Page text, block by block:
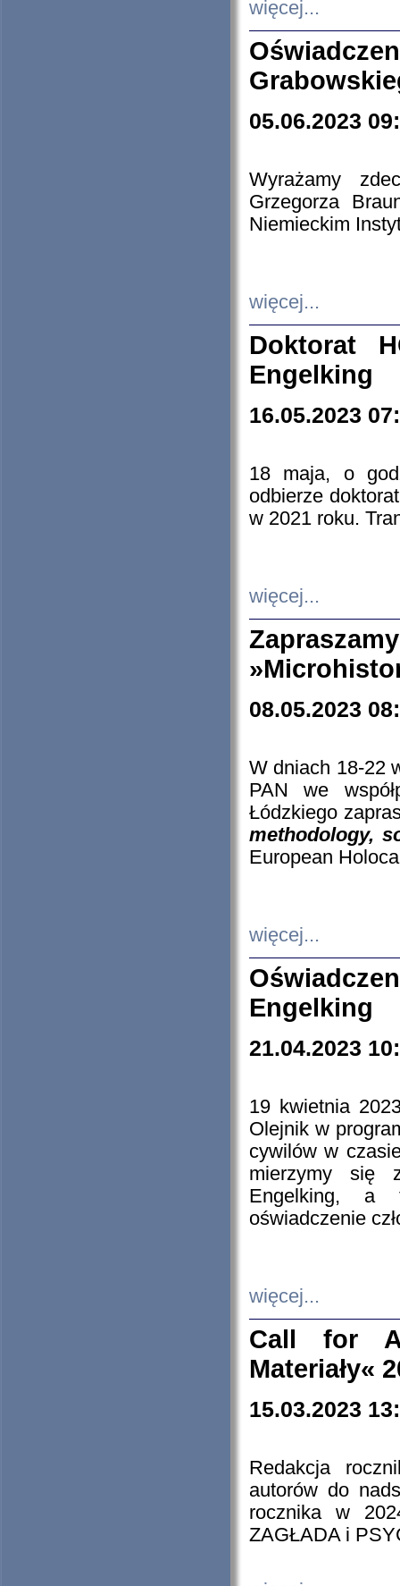
więcej...
05.06.2023
Wyrażamy
Grzegorza
Niemieckim
więcej...
Doktorat
Engelking
16.05.2023
18 maja, o
odbierze
w 2021 roku.
więcej...
08.05.2023
W dniach 18-22
PAN we
Łódzkiego
methodology,
European
więcej...
Engelking
21.04.2023
19 kwietnia
Olejnik w
cywilów w
mierzymy się
Engelking, a
oświadczenie
więcej...
Call for
Materiały«
15.03.2023
Redakcja
autorów do
rocznika w
ZAGŁADA i